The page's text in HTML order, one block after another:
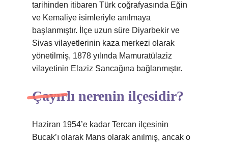
tarihinden itibaren Türk coğrafyasında Eğin
ve Kemaliye isimleriyle anılmaya
başlanmıştır. İlçe uzun süre Diyarbekir ve
Sivas vilayetlerinin kaza merkezi olarak
yönetilmiş, 1878 yılında Mamuratülaziz
vilayetinin Elaziz Sancağına bağlanmıştır.
Çayırlı nerenin ilçesidir?
Haziran 1954’e kadar Tercan ilçesinin
Bucak’ı olarak Mans olarak anılmış, ancak o